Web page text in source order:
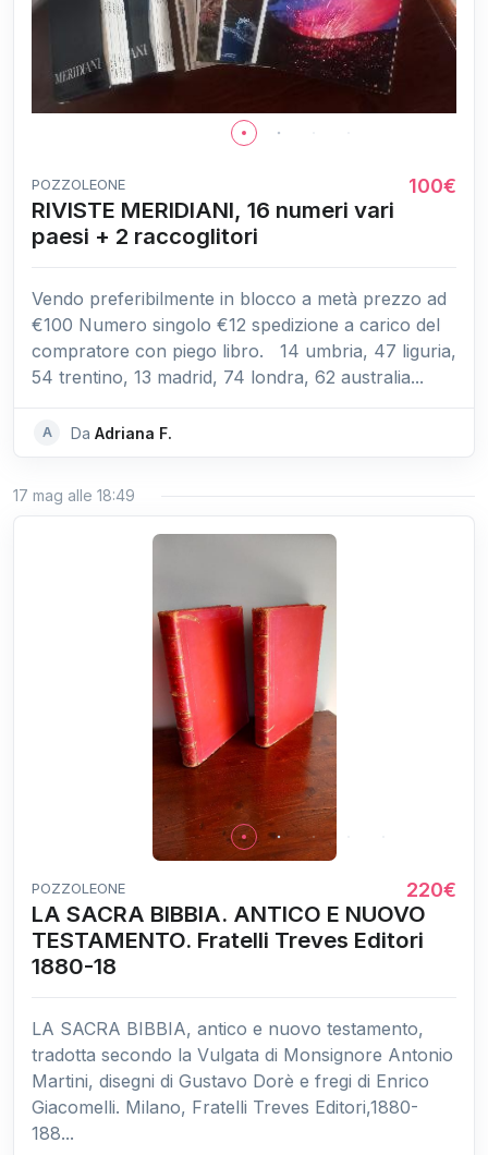
POZZOLEONE 100€
RIVISTE MERIDIANI, 16 numeri vari
paesi + 2 raccoglitori
Vendo preferibilmente in blocco a metà prezzo ad
€100 Numero singolo €12 spedizione a carico del
compratore con piego libro. 14 umbria, 47 liguria,
54 trentino, 13 madrid, 74 londra, 62 australia...
A Da Adriana F.
17 mag alle 18:49
POZZOLEONE 220€
LA SACRA BIBBIA. ANTICO E NUOVO
TESTAMENTO. Fratelli Treves Editori
1880-18
LA SACRA BIBBIA, antico e nuovo testamento,
tradotta secondo la Vulgata di Monsignore Antonio
Martini, disegni di Gustavo Dorè e fregi di Enrico
Giacomelli. Milano, Fratelli Treves Editori,1880-
188...